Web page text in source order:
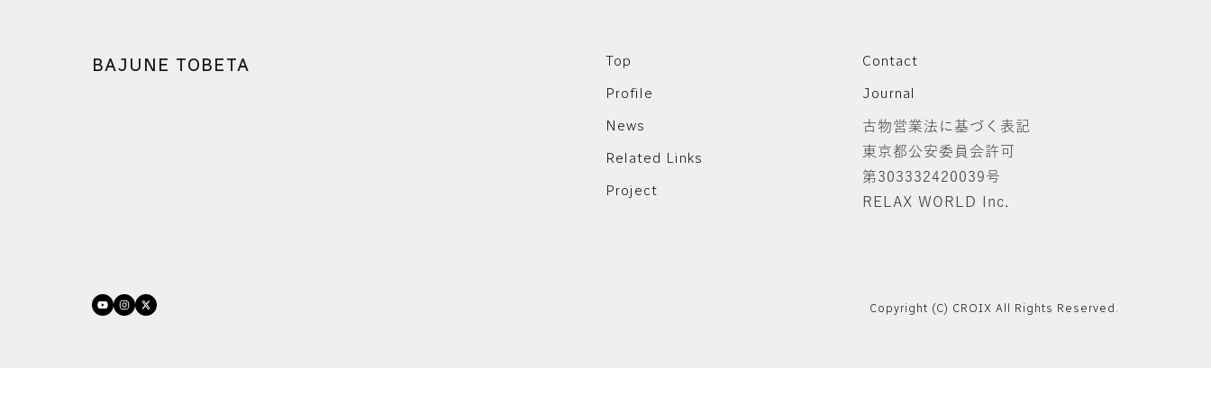
BAJUNE TOBETA
Top
Profile
News
Related Links
Project
Contact
Journal
古物営業法に基づく表記
東京都公安委員会許可
第303332420039号
RELAX WORLD Inc.
Copyright (C) CROIX All Rights Reserved.